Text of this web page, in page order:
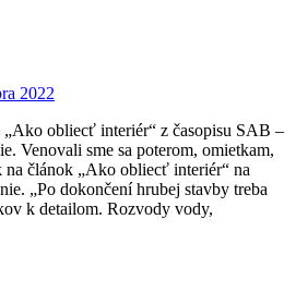
2022
obliecť interiér“ z časopisu SAB –
Venovali sme sa poterom, omietkam,
článok „Ako obliecť interiér“ na
„Po dokončení hrubej stavby treba
k detailom. Rozvody vody,